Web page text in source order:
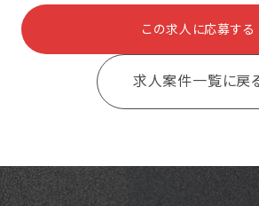
この求人に応募する
求人案件一覧に戻